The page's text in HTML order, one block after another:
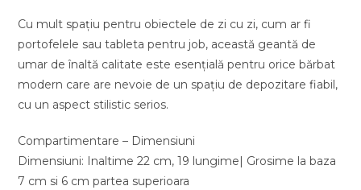
Cu mult spațiu pentru obiectele de zi cu zi, cum ar fi
portofelele sau tableta pentru job, această geantă de
umar de înaltă calitate este esențială pentru orice bărbat
modern care are nevoie de un spațiu de depozitare fiabil,
cu un aspect stilistic serios.
Compartimentare – Dimensiuni
Dimensiuni: Inaltime 22 cm, 19 lungime| Grosime la baza
7 cm si 6 cm partea superioara